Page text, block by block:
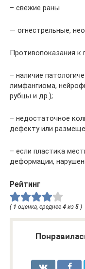
– свежие раны
— огнестрельные,
Противопоказания к
– наличие
лимфангиома,
рубцы и др.);
– недостаточное
дефекту или
– если пластика
деформации,
Рейтинг
( 1 оценка, среднее 4 из 5 )